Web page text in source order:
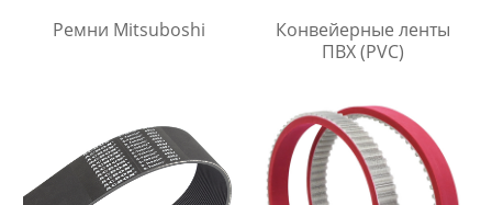
Ремни Mitsuboshi
Конвейерные ленты
ПВХ (PVC)